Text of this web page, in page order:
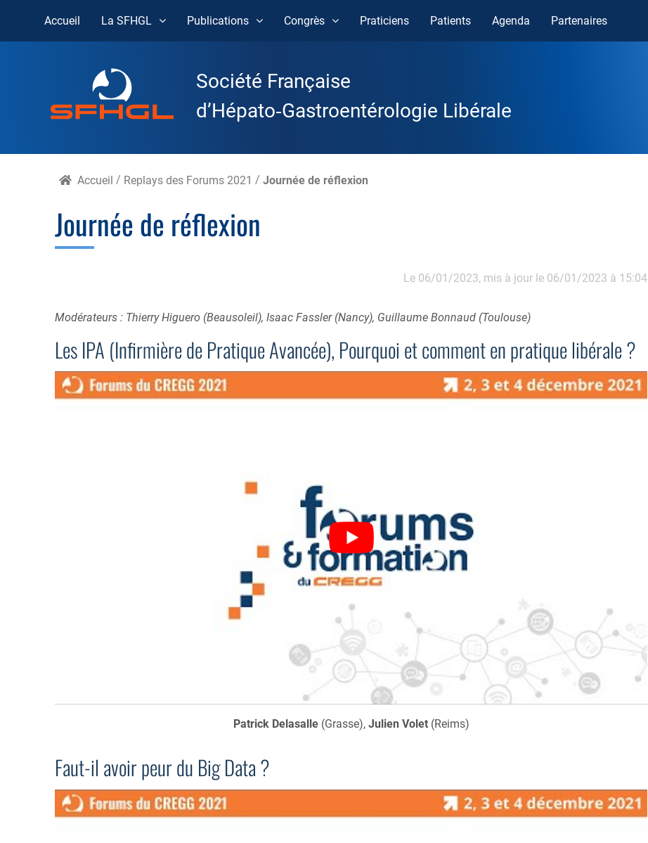
Skip
Accueil La SFHGL Publications Congrès Praticiens Patients Agenda Partenaires
Société Française
d’Hépato‑Gastroentérologie Libérale
Accueil / Replays des Forums 2021 /Journée de réflexion
Journée de réflexion
Le 06/01/2023, mis à jour le 06/01/2023 à 15:04
Modérateurs : Thierry Higuero (Beausoleil), Isaac Fassler (Nancy), Guillaume Bonnaud (Toulouse)
Les IPA (Infirmière de Pratique Avancée), Pourquoi et comment en pratique libérale ?
Patrick Delasalle(Grasse), Julien Volet(Reims)
Faut-il avoir peur du Big Data ?